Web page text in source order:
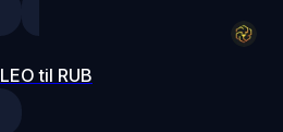
LEO til RUB